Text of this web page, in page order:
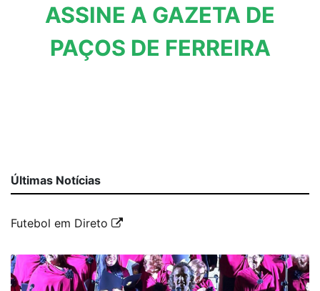
ASSINE A GAZETA DE
PAÇOS DE FERREIRA
Últimas Notícias
Futebol em Direto